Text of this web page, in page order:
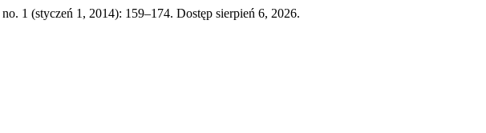
no. 1 (styczeń 1, 2014): 159–174. Dostęp sierpień 6, 2026.